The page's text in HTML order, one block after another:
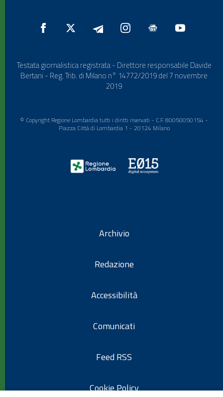
Testata giornalistica registrata - Direttore responsabile Davide
Bertani - Reg. Trib. di Milano n° 14772/2019 del 7 novembre
2019
© Copyright Regione Lombardia tutti i diritti riservati - C.F. 80050050154 -
Piazza Città di Lombardia 1 - 20124 Milano
Archivio
Redazione
Accessibilità
Comunicati
Feed RSS
Cookie Policy